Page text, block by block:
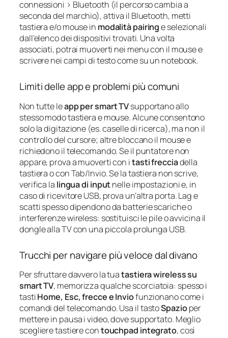
connessioni > Bluetooth (il percorso cambia a
seconda del marchio), attiva il Bluetooth, metti
tastiera e/o mouse in modalità pairinge selezionali
dall’elenco dei dispositivi trovati. Una volta
associati, potrai muoverti nei menu con il mouse e
scrivere nei campi di testo come su un notebook.
Limiti delle app e problemi più comuni
Non tutte leapp per smart TVsupportano allo
stesso modo tastiera e mouse. Alcune consentono
solo la digitazione (es. caselle di ricerca), ma non il
controllo del cursore; altre bloccano il mouse e
richiedono il telecomando. Se il puntatore non
appare, prova a muoverti con itasti frecciadella
tastiera o con Tab/Invio. Se la tastiera non scrive,
verifica la lingua di inputnelle impostazioni e, in
caso di ricevitore USB, prova un’altra porta. Lag e
scatti spesso dipendono da batterie scariche o
interferenze wireless: sostituisci le pile o avvicina il
dongle alla TV con una piccola prolunga USB.
Trucchi per navigare più veloce dal divano
Per sfruttare davvero la tuatastiera wireless su
smart TV, memorizza qualche scorciatoia: spesso i
tastiHome, Esc, frecce e Inviofunzionano come i
comandi del telecomando. Usa il tastoSpazioper
mettere in pausa i video, dove supportato. Meglio
scegliere tastiere contouchpad integrato, così